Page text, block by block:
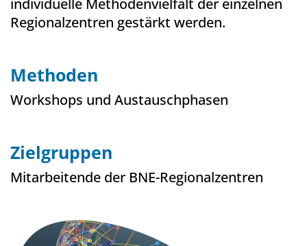
individuelle Methodenvielfalt der einzelnen
Regionalzentren gestärkt werden.
Methoden
Workshops und Austauschphasen
Zielgruppen
Mitarbeitende der BNE-Regionalzentren